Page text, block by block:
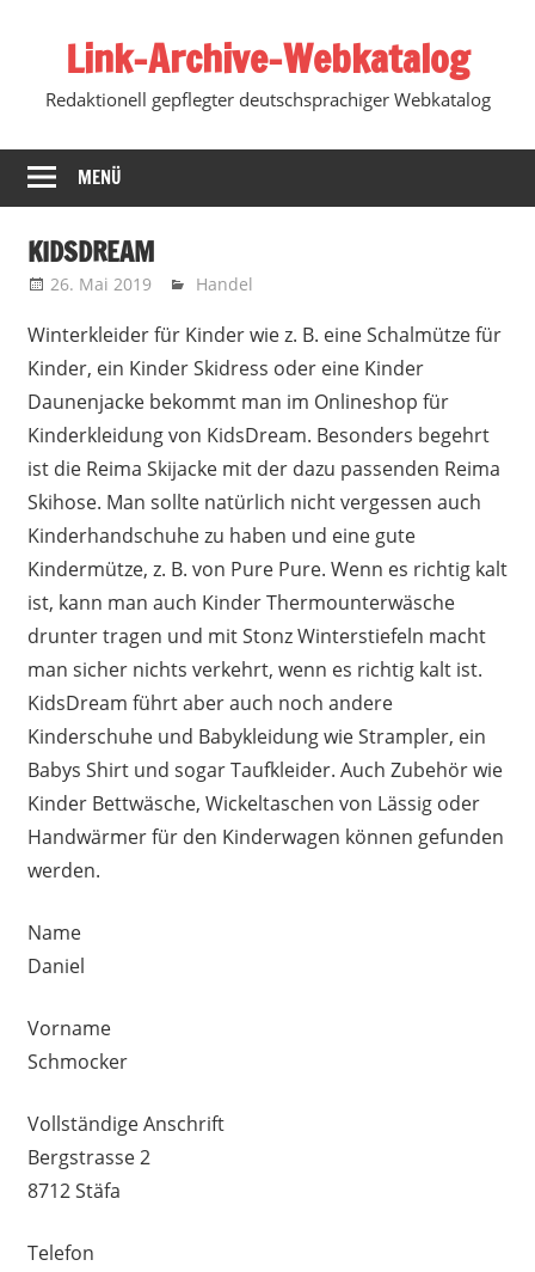
springenLink-Archive-Webkatalog
Redaktionell gepflegter deutschsprachiger Webkatalog
MENÜ
KIDSDREAM
26. Mai 2019 Marko
Handel
Winterkleider für Kinder wie z. B. eine Schalmütze für
Kinder, ein Kinder Skidress oder eine Kinder
Daunenjacke bekommt man im Onlineshop für
Kinderkleidung von KidsDream. Besonders begehrt
ist die Reima Skijacke mit der dazu passenden Reima
Skihose. Man sollte natürlich nicht vergessen auch
Kinderhandschuhe zu haben und eine gute
Kindermütze, z. B. von Pure Pure. Wenn es richtig kalt
ist, kann man auch Kinder Thermounterwäsche
drunter tragen und mit Stonz Winterstiefeln macht
man sicher nichts verkehrt, wenn es richtig kalt ist.
KidsDream führt aber auch noch andere
Kinderschuhe und Babykleidung wie Strampler, ein
Babys Shirt und sogar Taufkleider. Auch Zubehör wie
Kinder Bettwäsche, Wickeltaschen von Lässig oder
Handwärmer für den Kinderwagen können gefunden
werden.
Name
Daniel
Vorname
Schmocker
Vollständige Anschrift
Bergstrasse 2
8712 Stäfa
Telefon